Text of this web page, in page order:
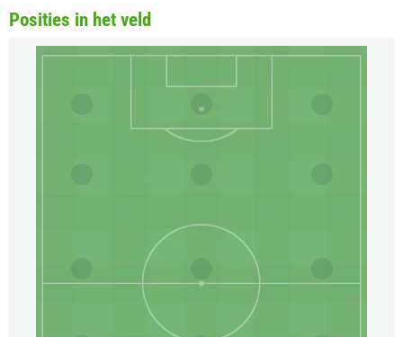
Posities in het veld